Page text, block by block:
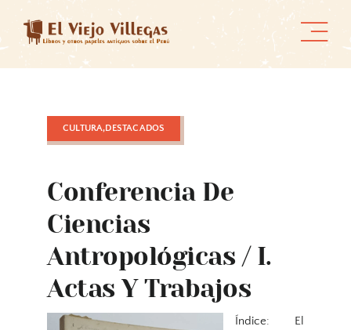
content
CULTURA,DESTACADOS
Conferencia De
Ciencias
Antropológicas / I.
Actas Y Trabajos
Índice: El